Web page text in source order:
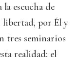
la escucha de
libertad, por Él y
tres seminarios
realidad: el